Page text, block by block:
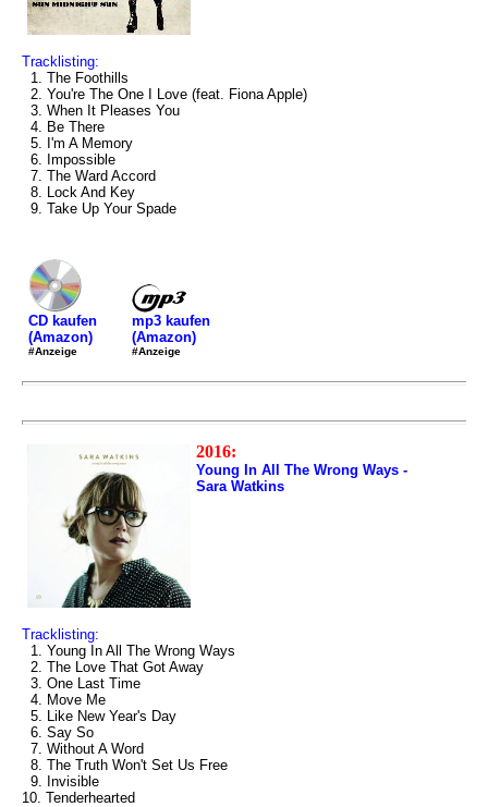
Tracklisting:
1. The Foothills
2. You're The One I Love (feat. Fiona Apple)
3. When It Pleases You
4. Be There
5. I'm A Memory
6. Impossible
7. The Ward Accord
8. Lock And Key
9. Take Up Your Spade
CD kaufen
(Amazon)
#Anzeige
mp3 kaufen
(Amazon)
#Anzeige
2016:
Young In All The Wrong Ways -
Sara Watkins
Tracklisting:
1. Young In All The Wrong Ways
2. The Love That Got Away
3. One Last Time
4. Move Me
5. Like New Year's Day
6. Say So
7. Without A Word
8. The Truth Won't Set Us Free
9. Invisible
10. Tenderhearted